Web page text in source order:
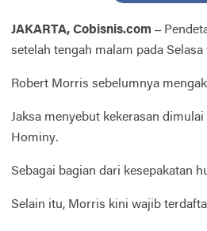
JAKARTA, Cobisnis.com –
setelah tengah malam pada
Robert Morris sebelumnya
Jaksa menyebut kekerasan
Hominy.
Sebagai bagian dari kesepakatan
Selain itu, Morris kini wajib